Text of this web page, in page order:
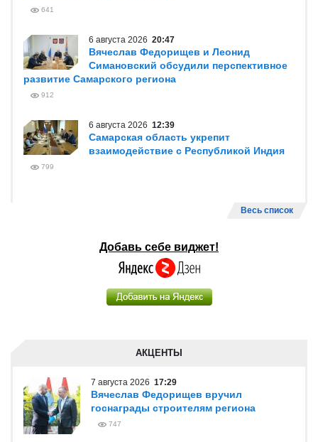
641
6 августа 2026 20:47
Вячеслав Федорищев и Леонид
Симановский обсудили перспективное
развитие Самарского региона
912
6 августа 2026 12:39
Самарская область укрепит
взаимодействие с Республикой Индия
799
Весь список
Добавь себе виджет!
АКЦЕНТЫ
7 августа 2026 17:29
Вячеслав Федорищев вручил
госнаграды строителям региона
747